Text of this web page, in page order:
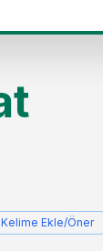
Kelime Ekle/Öner